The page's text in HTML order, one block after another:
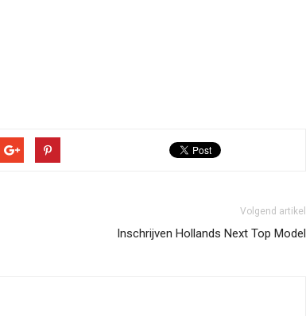
Volgend artikel
Inschrijven Hollands Next Top Model